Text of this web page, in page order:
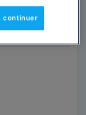
continuer